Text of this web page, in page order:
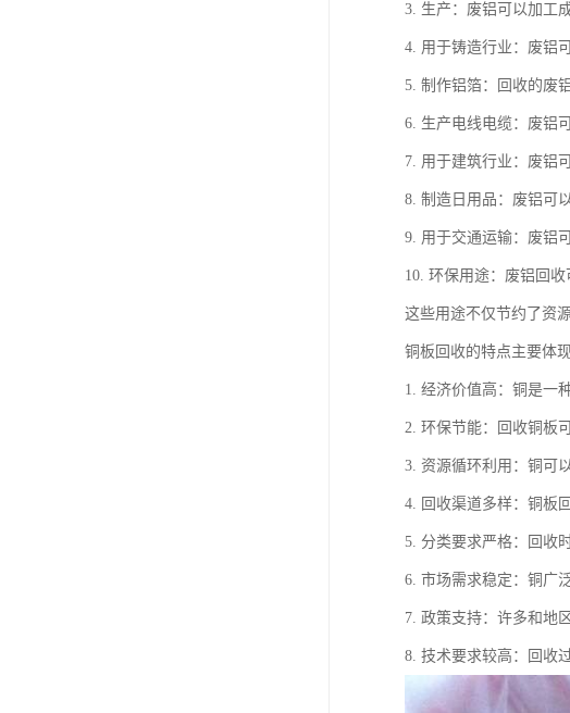
3. 生产：废铝可以加工
4. 用于铸造行业：废铝
5. 制作铝箔：回收的废
6. 生产电线电缆：废铝
7. 用于建筑行业：废铝
8. 制造日用品：废铝可
9. 用于交通运输：废铝
10. 环保用途：废铝回
这些用途不仅节约了资
铜板回收的特点主要体
1. 经济价值高：铜是一
2. 环保节能：回收铜板
3. 资源循环利用：铜可
4. 回收渠道多样：铜板
5. 分类要求严格：回收
6. 市场需求稳定：铜广
7. 政策支持：许多和地
8. 技术要求较高：回收